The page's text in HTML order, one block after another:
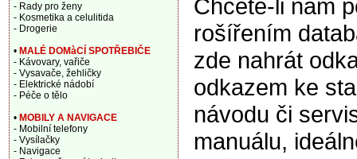
Chcete-li nám
rošířením
zde nahrát
odkazem ke
návodu či
manuálu,
- Rady pro ženy
- Kosmetika a celulitida
- Drogerie
• MALÉ DOMàCÍ SPOTŘEBIČE
- Kávovary, vařiče
- Vysavače, žehličky
- Elektrické nádobí
- Péče o tělo
• MOBILY A NAVIGACE
- Mobilní telefony
- Vysílačky
- Navigace